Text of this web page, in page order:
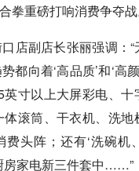
拳重磅打响消费争夺战
店副店长张丽强调：
都向着‘高品质’和‘高
寸以上大屏彩电、十
滚筒、干衣机、洗地
费头阵；还有‘洗碗机
房家电新三件套中……”